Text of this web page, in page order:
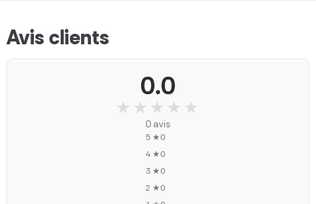
Avis clients
0.0
★★★★★
★★★★★
0 avis
5 ★0
4 ★0
3 ★0
2 ★0